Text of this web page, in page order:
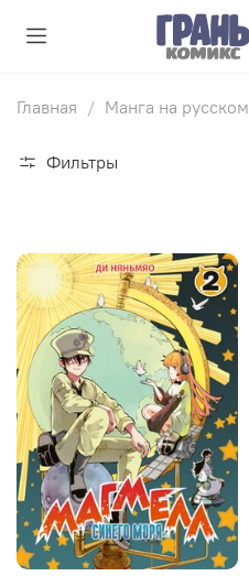
Главная Манга на русском
Фильтры